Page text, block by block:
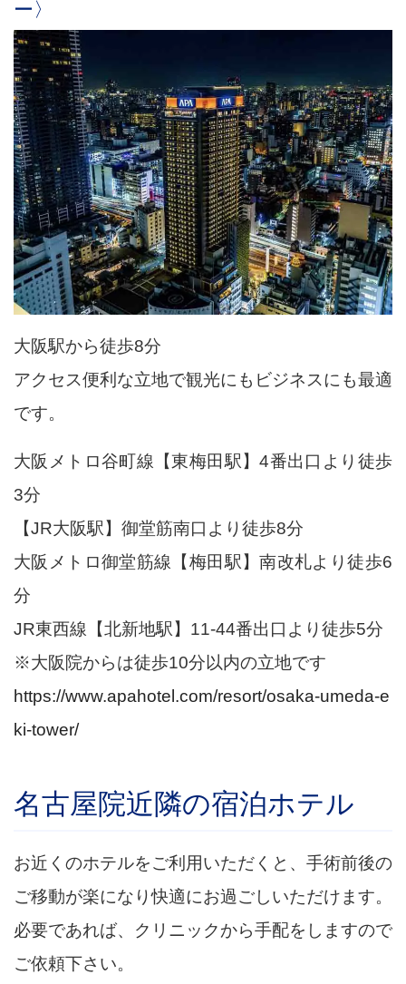
ー〉
大阪駅から徒歩8分
アクセス便利な立地で観光にもビジネスにも最適
です。
大阪メトロ谷町線【東梅田駅】4番出口より徒歩
3分
【JR大阪駅】御堂筋南口より徒歩8分
大阪メトロ御堂筋線【梅田駅】南改札より徒歩6
分
JR東西線【北新地駅】11-44番出口より徒歩5分
※大阪院からは徒歩10分以内の立地です
https://www.apahotel.com/resort/osaka-umeda-e
ki-tower/
名古屋院近隣の宿泊ホテル
お近くのホテルをご利用いただくと、手術前後の
ご移動が楽になり快適にお過ごしいただけます。
必要であれば、クリニックから手配をしますので
ご依頼下さい。